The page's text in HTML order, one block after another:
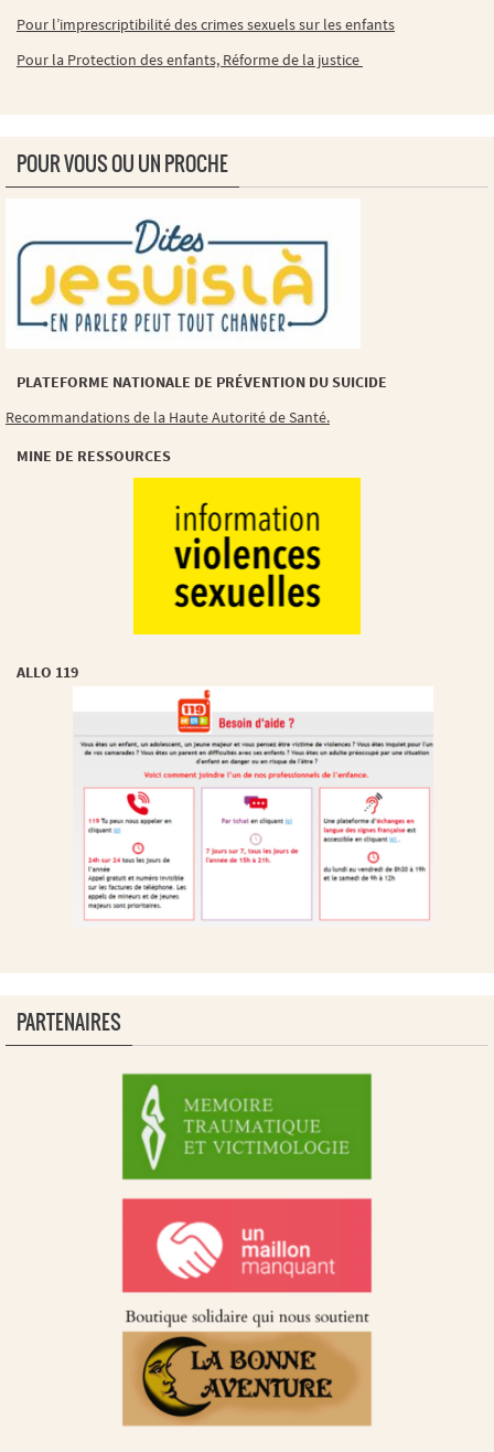
Pour l’imprescriptibilité des crimes sexuels sur les enfants
Pour la Protection des enfants, Réforme de la justice
POUR VOUS OU UN PROCHE
PLATEFORME NATIONALE DE PRÉVENTION DU SUICIDE
Recommandations de la Haute Autorité de Santé.
MINE DE RESSOURCES
ALLO 119
PARTENAIRES